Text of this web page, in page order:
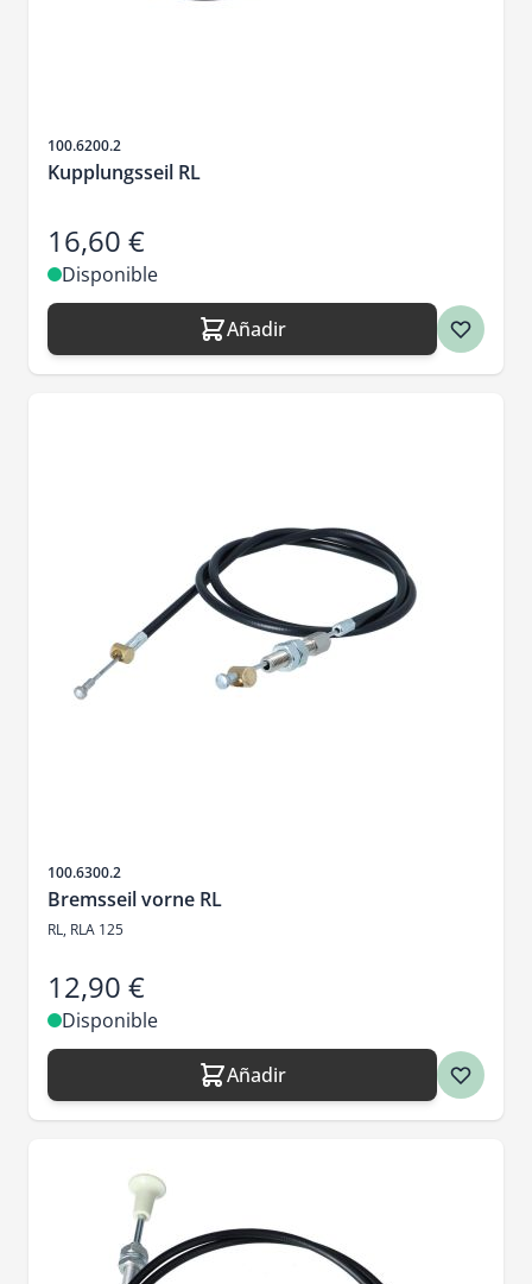
SKU
100.6200.2
Kupplungsseil RL
16,60 €
Disponible
Añadir
SKU
100.6300.2
Bremsseil vorne RL
RL, RLA 125
12,90 €
Disponible
Añadir